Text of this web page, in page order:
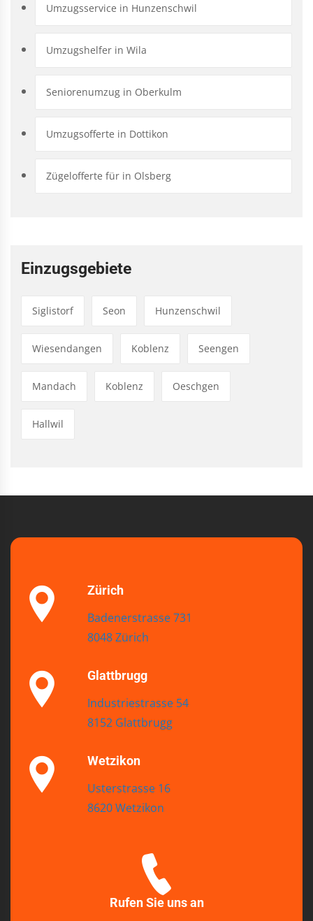
Umzugsservice in Hunzenschwil
Umzugshelfer in Wila
Seniorenumzug in Oberkulm
Umzugsofferte in Dottikon
Zügelofferte für in Olsberg
Einzugsgebiete
Siglistorf Seon Hunzenschwil
Wiesendangen Koblenz Seengen
Mandach Koblenz Oeschgen
Hallwil
Zürich
Badenerstrasse 731
8048 Zürich
Glattbrugg
Industriestrasse 54
8152 Glattbrugg
Wetzikon
Usterstrasse 16
8620 Wetzikon
Rufen Sie uns an